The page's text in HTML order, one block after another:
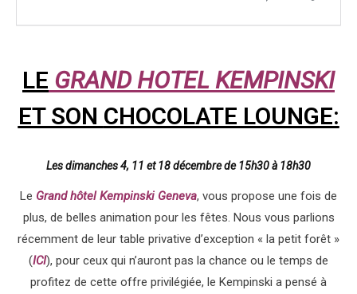
LE GRAND HOTEL KEMPINSKI
ET SON CHOCOLATE LOUNGE:
Les dimanches 4, 11 et 18 décembre de 15h30 à 18h30
Le Grand hôtel Kempinski Geneva, vous propose une fois de
plus, de belles animation pour les fêtes. Nous vous parlions
récemment de leur table privative d’exception « la petit forêt »
(ICI), pour ceux qui n’auront pas la chance ou le temps de
profitez de cette offre privilégiée, le Kempinski a pensé à